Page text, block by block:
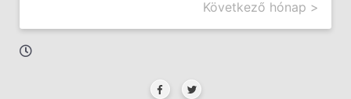
Következő hónap >